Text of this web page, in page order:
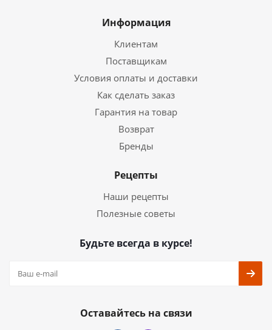
Информация
Клиентам
Поставщикам
Условия оплаты и доставки
Как сделать заказ
Гарантия на товар
Возврат
Бренды
Рецепты
Наши рецепты
Полезные советы
Будьте всегда в курсе!
Оставайтесь на связи